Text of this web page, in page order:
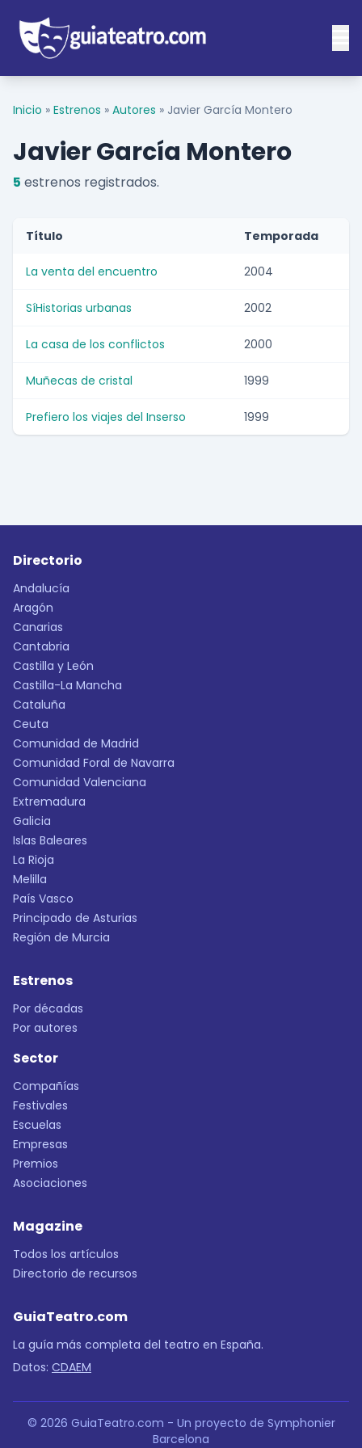
Inicio » Estrenos » Autores » Javier García Montero
Javier García Montero
5 estrenos registrados.
Título Temporada
La venta del encuentro 2004
SíHistorias urbanas 2002
La casa de los conflictos 2000
Muñecas de cristal 1999
Prefiero los viajes del Inserso 1999
Directorio
Andalucía
Aragón
Canarias
Cantabria
Castilla y León
Castilla-La Mancha
Cataluña
Ceuta
Comunidad de Madrid
Comunidad Foral de Navarra
Comunidad Valenciana
Extremadura
Galicia
Islas Baleares
La Rioja
Melilla
País Vasco
Principado de Asturias
Región de Murcia
Estrenos
Por décadas
Por autores
Sector
Compañías
Festivales
Escuelas
Empresas
Premios
Asociaciones
Magazine
Todos los artículos
Directorio de recursos
GuiaTeatro.com
La guía más completa del teatro en España.
Datos: CDAEM
© 2026 GuiaTeatro.com - Un proyecto de Symphonier
Barcelona